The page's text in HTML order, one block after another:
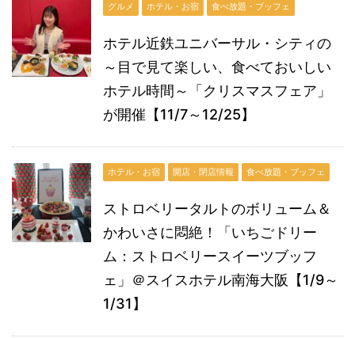
グルメ ホテル・お宿 食べ放題・ブッフェ
ホテル近鉄ユニバーサル・シティの
～目で見て楽しい、食べておいしい
ホテル時間～「クリスマスフェア」
が開催【11/7～12/25】
ホテル・お宿 開店・閉店情報 食べ放題・ブッフェ
ストロベリータルトのボリューム＆
かわいさに悶絶！「いちごドリー
ム：ストロベリースイーツブッフ
ェ」＠スイスホテル南海大阪【1/9～
1/31】